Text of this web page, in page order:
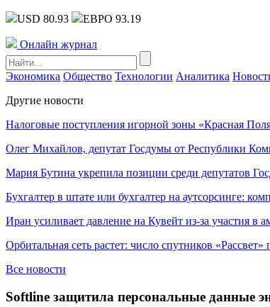
USD 80.93 ЕВРО 93.19
Онлайн журнал
Экономика Общество Технологии Аналитика
Другие новости
Налоговые поступления игорной зоны «Красная
Олег Михайлов, депутат Госдумы от Республики
Мария Бутина укрепила позиции среди депутатов
Бухгалтер в штате или бухгалтер на аутсорсинге:
Иран усиливает давление на Кувейт из-за участия в
Орбитальная сеть растет: число спутников
Все новости
Softline защитила персональные данные